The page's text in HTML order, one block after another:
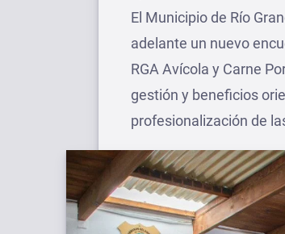
el
El Municipio de Río
adelante un nuevo
RGA Avícola y Carne
gestión y beneficios
profesionalización de